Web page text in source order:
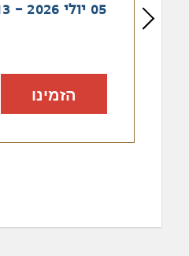
05 יולי 2026 - 13 אוג׳ 2026
הזמינו